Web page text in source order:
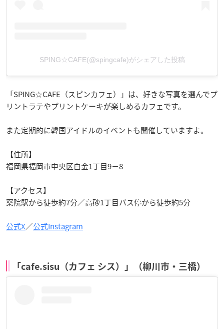
SPING☆CAFE(@spingcafe)がシェアした投稿
「SPING☆CAFE（スピンカフェ）」は、好きな写真を選んでプ
リントラテやプリントケーキが楽しめるカフェです。
また定期的に韓国アイドルのイベントも開催していますよ。
【住所】
福岡県福岡市中央区白金1丁目9−8
【アクセス】
薬院駅から徒歩約7分／高砂1丁目バス停から徒歩約5分
公式X／公式Instagram
「cafe.sisu（カフェ シス）」（柳川市・三橋）